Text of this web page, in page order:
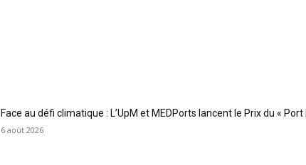
Face au défi climatique : L’UpM et MEDPorts lancent le Prix du «
6 août 2026